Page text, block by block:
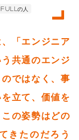
の人
「エンジニア
共通のエンジ
ではなく、事
立て、価値を
の姿勢はどの
きたのだろう